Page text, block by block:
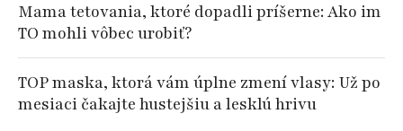
Mama tetovania, ktoré dopadli príšerne: Ako im
TO mohli vôbec urobiť?
TOP maska, ktorá vám úplne zmení vlasy: Už po
mesiaci čakajte hustejšiu a lesklú hrivu